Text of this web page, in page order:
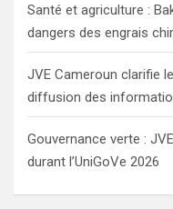
Santé et agriculture :
dangers des engrais
JVE Cameroun clarifie
diffusion des
Gouvernance verte :
durant l’UniGoVe 2026